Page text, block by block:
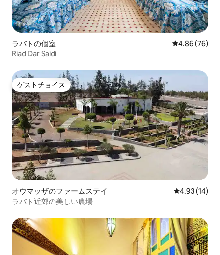
ラバトの個室 レビュー76
4.86 (76)
Riad Dar Saidi
ゲストチョイス
ゲストチョイス
オウマッザのファームステイ レビュー14
4.93 (14)
ラバト近郊の美しい農場